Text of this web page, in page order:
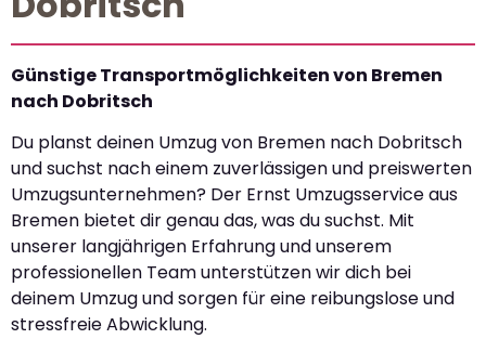
Günstige Transportmöglichkeiten von Bremen
nach Dobritsch
Du planst deinen Umzug von Bremen nach Dobritsch
und suchst nach einem zuverlässigen und preiswerten
Umzugsunternehmen? Der Ernst Umzugsservice aus
Bremen bietet dir genau das, was du suchst. Mit
unserer langjährigen Erfahrung und unserem
professionellen Team unterstützen wir dich bei
deinem Umzug und sorgen für eine reibungslose und
stressfreie Abwicklung.